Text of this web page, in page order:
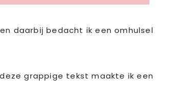
daarbij bedacht ik een omhulsel
grappige tekst maakte ik een